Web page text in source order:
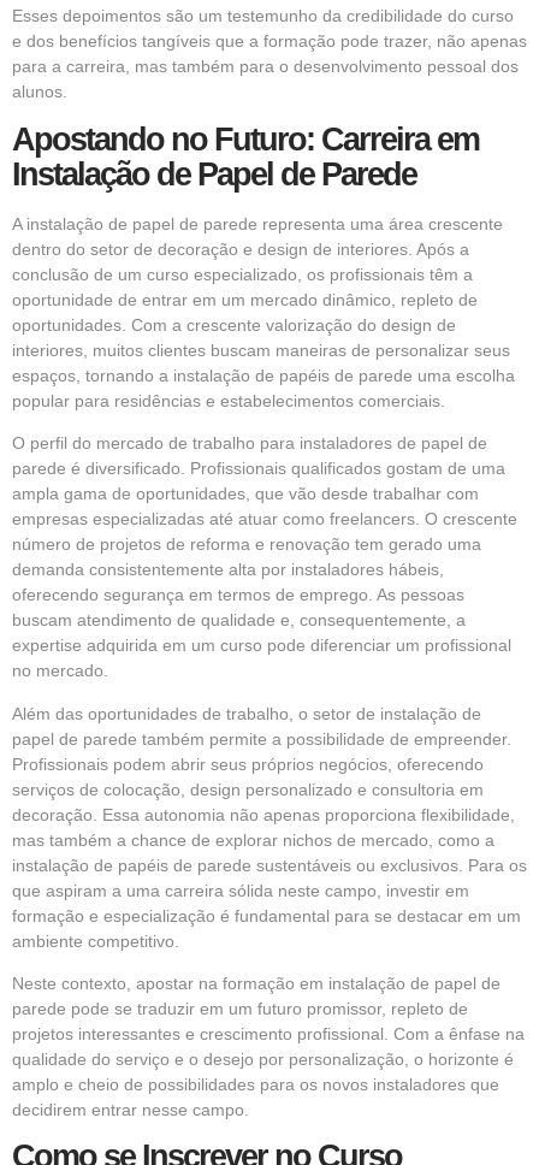
Esses depoimentos são um testemunho da credibilidade do curso
e dos benefícios tangíveis que a formação pode trazer, não apenas
para a carreira, mas também para o desenvolvimento pessoal dos
alunos.
Apostando no Futuro: Carreira em
Instalação de Papel de Parede
A instalação de papel de parede representa uma área crescente
dentro do setor de decoração e design de interiores. Após a
conclusão de um curso especializado, os profissionais têm a
oportunidade de entrar em um mercado dinâmico, repleto de
oportunidades. Com a crescente valorização do design de
interiores, muitos clientes buscam maneiras de personalizar seus
espaços, tornando a instalação de papéis de parede uma escolha
popular para residências e estabelecimentos comerciais.
O perfil do mercado de trabalho para instaladores de papel de
parede é diversificado. Profissionais qualificados gostam de uma
ampla gama de oportunidades, que vão desde trabalhar com
empresas especializadas até atuar como freelancers. O crescente
número de projetos de reforma e renovação tem gerado uma
demanda consistentemente alta por instaladores hábeis,
oferecendo segurança em termos de emprego. As pessoas
buscam atendimento de qualidade e, consequentemente, a
expertise adquirida em um curso pode diferenciar um profissional
no mercado.
Além das oportunidades de trabalho, o setor de instalação de
papel de parede também permite a possibilidade de empreender.
Profissionais podem abrir seus próprios negócios, oferecendo
serviços de colocação, design personalizado e consultoria em
decoração. Essa autonomia não apenas proporciona flexibilidade,
mas também a chance de explorar nichos de mercado, como a
instalação de papéis de parede sustentáveis ou exclusivos. Para os
que aspiram a uma carreira sólida neste campo, investir em
formação e especialização é fundamental para se destacar em um
ambiente competitivo.
Neste contexto, apostar na formação em instalação de papel de
parede pode se traduzir em um futuro promissor, repleto de
projetos interessantes e crescimento profissional. Com a ênfase na
qualidade do serviço e o desejo por personalização, o horizonte é
amplo e cheio de possibilidades para os novos instaladores que
decidirem entrar nesse campo.
Como se Inscrever no Curso